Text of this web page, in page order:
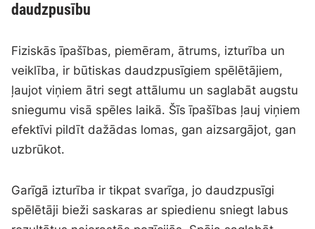
daudzpusību
Fiziskās īpašības, piemēram, ātrums, izturība un
veiklība, ir būtiskas daudzpusīgiem spēlētājiem,
ļaujot viņiem ātri segt attālumu un saglabāt augstu
sniegumu visā spēles laikā. Šīs īpašības ļauj viņiem
efektīvi pildīt dažādas lomas, gan aizsargājot, gan
uzbrūkot.
Garīgā izturība ir tikpat svarīga, jo daudzpusīgi
spēlētāji bieži saskaras ar spiedienu sniegt labus